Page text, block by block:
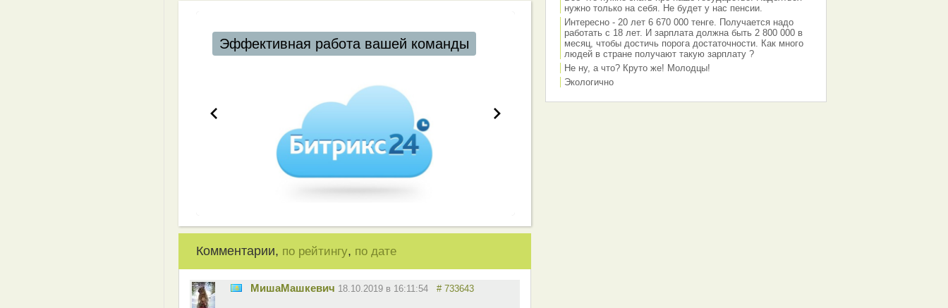
Эффективная работа вашей команды
Комментарии, по рейтингу, по дате
MишаМашкевич 18.10.2019 в 16:11:54 # 733643
нужно только на себя. Не будет у нас пенсии.
Интересно - 20 лет 6 670 000 тенге. Получается надо
работать с 18 лет. И зарплата должна быть 2 800 000 в
месяц, чтобы достичь порога достаточности. Как много
людей в стране получают такую зарплату ?
Не ну, а что? Круто же! Молодцы!
Экологично